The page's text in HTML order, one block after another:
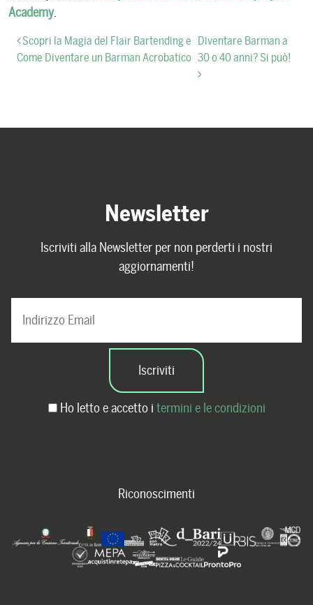
Academy.
Navigazione articoli
Scopri la Magia del Flair Bartending e
Come Diventare un Barman Acrobatico
Diventare Barman a
30 o 40 anni? Si può!
Newsletter
Iscriviti alla Newsletter per non perderti i nostri
aggiornamenti!
Ho letto e accetto i termini e le condizioni
Riconoscimenti